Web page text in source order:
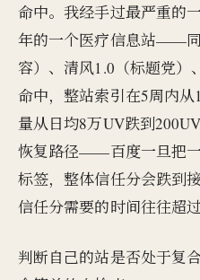
命中。我经手过最严重的
年的一个医疗信息站——
容）、清风1.0（标题党）
命中，整站索引在5周内
量从日均8万UV跌到
恢复路径——百度一旦把
标签，整体信任分会跌到
信任分需要的时间往往超
判断自己的站是否处于复